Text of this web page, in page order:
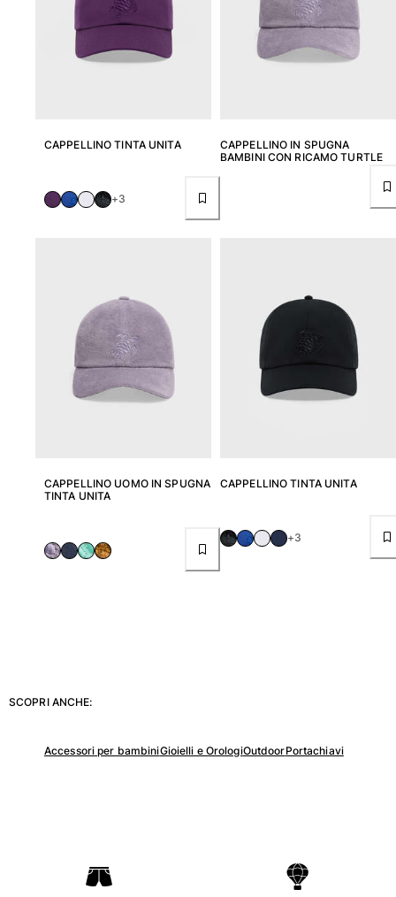
CAPPELLINO TINTA UNITA
+3
CAPPELLINO IN SPUGNA
BAMBINI CON RICAMO TURTLE
CAPPELLINO UOMO IN SPUGNA
TINTA UNITA
CAPPELLINO TINTA UNITA
+3
SCOPRI ANCHE:
Accessori per bambiniGioielli e OrologiOutdoorPortachiavi